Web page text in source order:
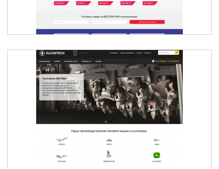
ДОРОЖНО-СТРОИТЕЛЬНАЯ ТЕХНИКА В
КАЗАХСТАНЕ - ELCONTECH WIRTGEN
QAZAQSTAN